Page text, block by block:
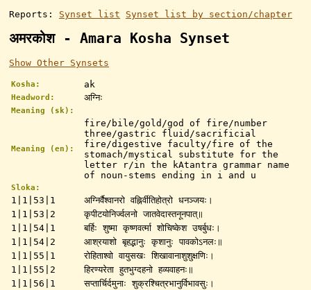
Reports: Synset list Synset list by section/chapter
अमरकोश - Amara Kosha Synset
Show Other Synsets
Kosha: ak
Headword: अग्निः
Meaning (sk):
Meaning (en):
fire/bile/gold/god of fire/number
three/gastric fluid/sacrificial
fire/digestive faculty/fire of the
stomach/mystical substitute for the
letter r/in the kAtantra grammar name
of noun-stems ending in i and u
Sloka:
1|1|53|1
अग्निर्वैश्वानरो वह्निर्वीतिहोत्रो धनञ्जयः।
1|1|53|2
कृपीटयोनिर्ज्वलनो जातवेदास्तनूनपात्॥
1|1|54|1
बर्हिः शुष्मा कृष्णवर्त्मा शोचिष्केश उषर्बुधः।
1|1|54|2
आश्रयाशो बृहद्भानुः कृशानुः पावकोऽनलः॥
1|1|55|1
रोहिताश्वो वायुसखः शिखावानाशुशुक्षणिः।
1|1|55|2
हिरण्यरेता हुतभुग्दहनो हव्यवाहनः॥
1|1|56|1
सप्तार्चिर्दमुनाः शुक्रश्चित्रभानुर्विभावसुः।